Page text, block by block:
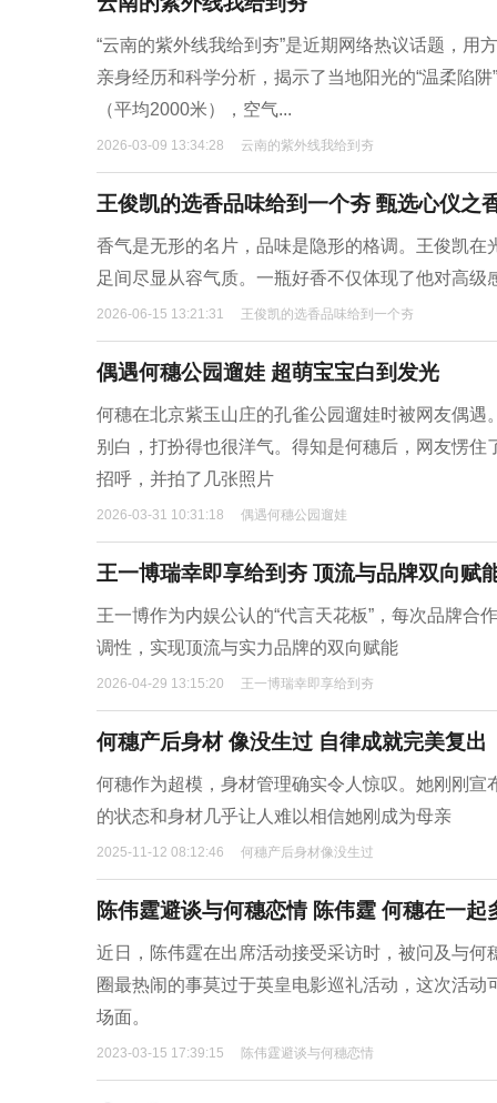
“云南的紫外线我给到夯”是近期网络热议话题，用
亲身经历和科学分析，揭示了当地阳光的“温柔陷
（平均2000米），空气...
2026-03-09 13:34:28 云南的紫外线我给到夯
王俊凯的选香品味给到一个夯 甄选心仪之
香气是无形的名片，品味是隐形的格调。王俊凯
足间尽显从容气质。一瓶好香不仅体现了他对高
2026-06-15 13:21:31 王俊凯的选香品味给到一个夯
偶遇何穗公园遛娃 超萌宝宝白到发光
何穗在北京紫玉山庄的孔雀公园遛娃时被网友偶
别白，打扮得也很洋气。得知是何穗后，网友愣
招呼，并拍了几张照片
2026-03-31 10:31:18 偶遇何穗公园遛娃
王一博瑞幸即享给到夯 顶流与品牌双向赋
王一博作为内娱公认的“代言天花板”，每次品牌
调性，实现顶流与实力品牌的双向赋能
2026-04-29 13:15:20 王一博瑞幸即享给到夯
何穗产后身材 像没生过 自律成就完美复出
何穗作为超模，身材管理确实令人惊叹。她刚刚
的状态和身材几乎让人难以相信她刚成为母亲
2025-11-12 08:12:46 何穗产后身材像没生过
陈伟霆避谈与何穗恋情 陈伟霆 何穗在一起
近日，陈伟霆在出席活动接受采访时，被问及与
圈最热闹的事莫过于英皇电影巡礼活动，这次活
场面。
2023-03-15 17:39:15 陈伟霆避谈与何穗恋情